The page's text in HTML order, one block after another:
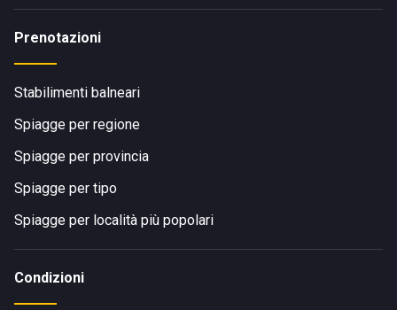
Prenotazioni
Stabilimenti balneari
Spiagge per regione
Spiagge per provincia
Spiagge per tipo
Spiagge per località più popolari
Condizioni